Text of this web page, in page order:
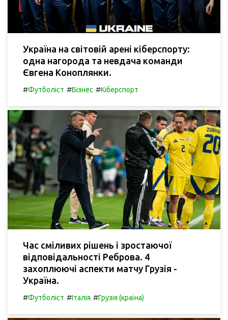
Україна на світовій арені кіберспорту:
одна нагорода та невдача команди
Євгена Коноплянки.
#Футболіст #Бізнес #Кіберспорт
Час сміливих рішень і зростаючої
відповідальності Реброва. 4
захоплюючі аспекти матчу Грузія -
Україна.
#Футболіст #Італія #Грузія (країна)